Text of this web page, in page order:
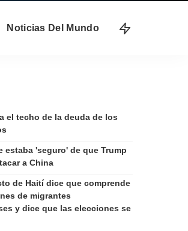
Noticias Del Mundo
el techo de la deuda de los
estaba 'seguro' de que Trump
a China
de Haití dice que comprende
de migrantes
y dice que las elecciones se